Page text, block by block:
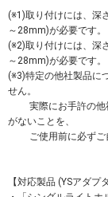
(※1)取り付けには、深
～28mm)が必要です。
(※2)取り付けには、深
～28mm)が必要です。
(※3)特定の他社製品に
せん。
実際にお手許の他社
がないことを、
ご使用前に必ずご自
【対応製品 (YSアダプ